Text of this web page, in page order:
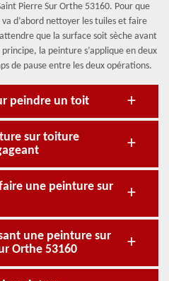
Pierre Sur Orthe 53160. Pour que
d’abord nettoyer les tuiles et faire
que la surface soit sèche avant
la peinture s’applique en deux
de pause entre les deux opérations.
peindre un toit
sur toiture
une peinture sur
une peinture sur
Orthe 53160